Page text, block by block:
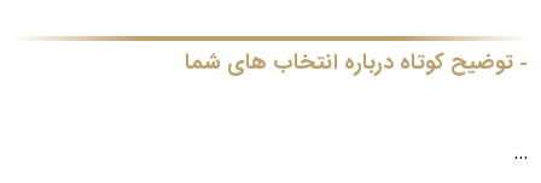
توضیح کوتاه درباره انتخاب های شما
...